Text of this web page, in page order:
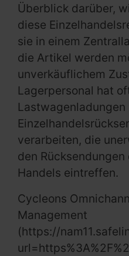
Überblick darüber,
diese
sie in einem
die Artikel werden
unverkäuflichem
Lagerpersonal hat
verarbeiten, die
den
Handels eintreffen.
Cycleons
Management
(https://